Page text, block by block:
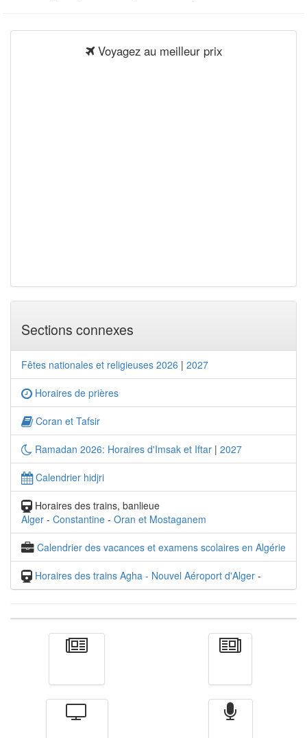
Voyagez au meilleur prix
Sections connexes
Fêtes nationales et religieuses 2026 | 2027
Horaires de prières
Coran et Tafsir
Ramadan 2026: Horaires d'Imsak et Iftar | 2027
Calendrier hidjri
Horaires des trains, banlieue
Alger - Constantine - Oran et Mostaganem
Calendrier des vacances et examens scolaires en Algérie
Horaires des trains Agha - Nouvel Aéroport d'Alger -